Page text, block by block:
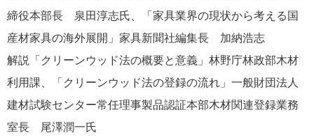
締役本部長 泉田淳志氏、「家具業界の現状から考える国
産材家具の海外展開」家具新聞社編集長 加納浩志
解説「クリーンウッド法の概要と意義」林野庁林政部木材
利用課、「クリーンウッド法の登録の流れ」一般財団法人
建材試験センター常任理事製品認証本部木材関連登録業務
室長 尾澤潤一氏